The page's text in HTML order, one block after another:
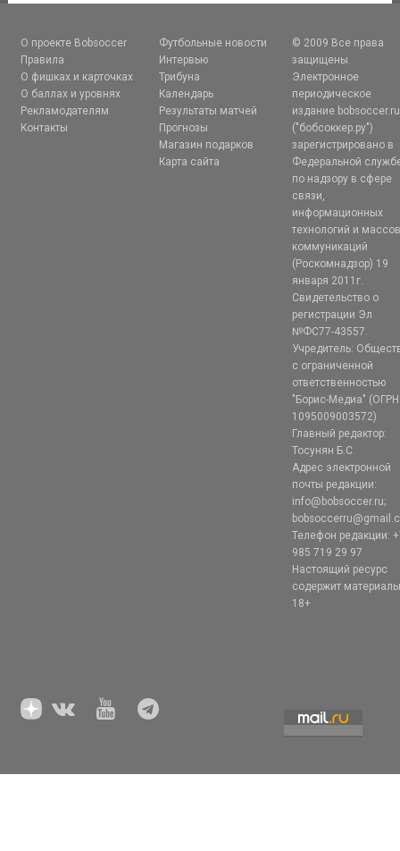
О проекте Bobsoccer
Правила
О фишках и карточках
О баллах и уровнях
Рекламодателям
Контакты
Футбольные новости
Интервью
Трибуна
Календарь
Результаты матчей
Прогнозы
Магазин подарков
Карта сайта
© 2009 Все права
защищены.
Электронное
периодическое
издание bobsoccer.ru
("бобсоккер.ру")
зарегистрировано в
Федеральной
по надзору в сфере
связи,
информационных
технологий и
коммуникаций
(Роскомнадзор) 19
января 2011г.
Свидетельство о
регистрации Эл
№ФС77-43557.
Учредитель:
с ограниченной
ответственностью
"Борис-Медиа" (ОГРН
1095009003572)
Главный редактор:
Тосунян Б.С.
Адрес электронной
почты редакции:
info@bobsoccer.ru;
Телефон редакции:
985 719 29 97
Настоящий ресурс
содержит
18+